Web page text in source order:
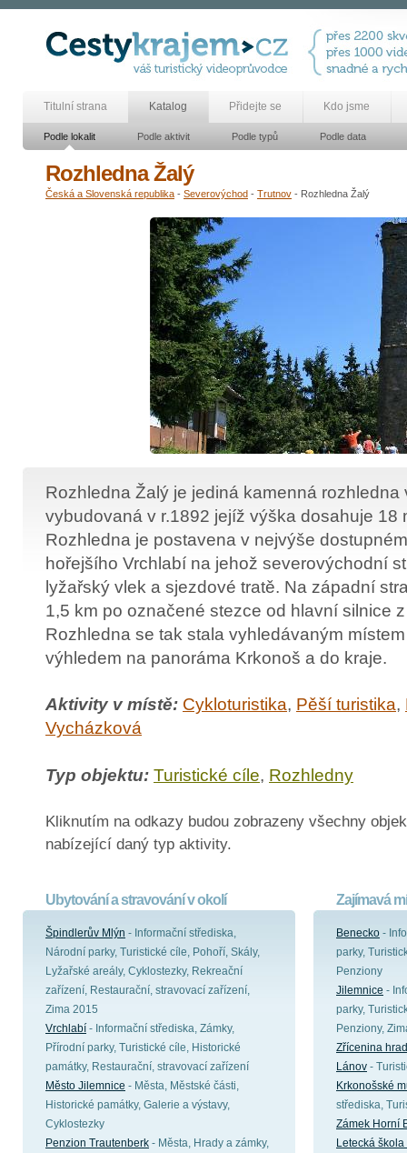
Titulní strana Katalog Přidejte se Kdo jsme
Podle lokalit Podle aktivit Podle typů Podle data
Rozhledna Žalý
Česká a Slovenská republika - Severovýchod - Trutnov - Rozhledna Žalý
Rozhledna Žalý je jediná kamenná rozhledna
vybudovaná v r.1892 jejíž výška dosahuje 18
Rozhledna je postavena v nejvýše
hořejšího Vrchlabí na jehož severovýchodní
lyžařský vlek a sjezdové tratě. Na západní
1,5 km po označené stezce od hlavní silnice
Rozhledna se tak stala vyhledávaným
výhledem na panoráma Krkonoš a do kraje.
Aktivity v místě: Cykloturistika, Pěší turistika,
Vycházková
Typ objektu: Turistické cíle, Rozhledny
Kliknutím na odkazy budou zobrazeny všechny
nabízející daný typ aktivity.
Ubytování a stravování v okolí
Špindlerův Mlýn - Informační střediska,
Národní parky, Turistické cíle, Pohoří, Skály,
Lyžařské areály, Cyklostezky, Rekreační
zařízení, Restaurační, stravovací zařízení,
Zima 2015
Vrchlabí - Informační střediska, Zámky,
Přírodní parky, Turistické cíle, Historické
památky, Restaurační, stravovací zařízení
Město Jilemnice - Města, Městské části,
Historické památky, Galerie a výstavy,
Cyklostezky
Penzion Trautenberk - Města, Hrady a zámky,
Zajímavá
Benecko -
parky,
Penziony
Jilemnice -
parky,
Penziony,
Zřícenina
Lánov -
Krkonošské
střediska,
Zámek Horní
Letecká